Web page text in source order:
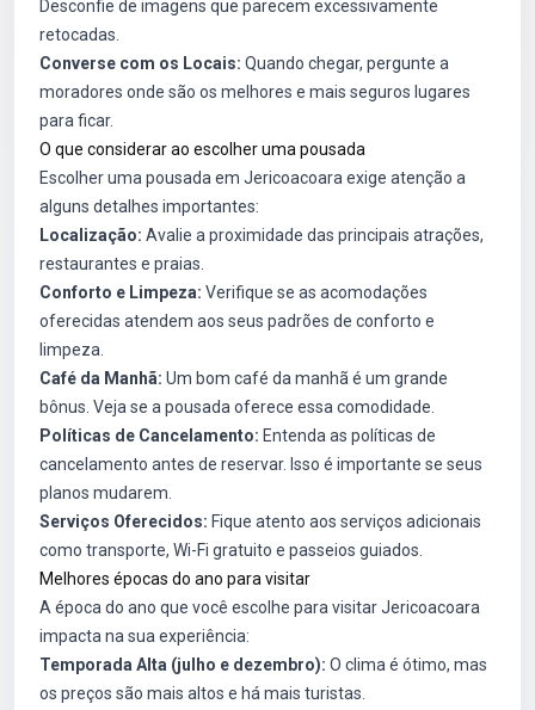
Desconfie de imagens que parecem excessivamente
retocadas.
Converse com os Locais: Quando chegar, pergunte a
moradores onde são os melhores e mais seguros lugares
para ficar.
O que considerar ao escolher uma pousada
Escolher uma pousada em Jericoacoara exige atenção a
alguns detalhes importantes:
Localização: Avalie a proximidade das principais atrações,
restaurantes e praias.
Conforto e Limpeza: Verifique se as acomodações
oferecidas atendem aos seus padrões de conforto e
limpeza.
Café da Manhã: Um bom café da manhã é um grande
bônus. Veja se a pousada oferece essa comodidade.
Políticas de Cancelamento: Entenda as políticas de
cancelamento antes de reservar. Isso é importante se seus
planos mudarem.
Serviços Oferecidos: Fique atento aos serviços adicionais
como transporte, Wi-Fi gratuito e passeios guiados.
Melhores épocas do ano para visitar
A época do ano que você escolhe para visitar Jericoacoara
impacta na sua experiência:
Temporada Alta (julho e dezembro): O clima é ótimo, mas
os preços são mais altos e há mais turistas.